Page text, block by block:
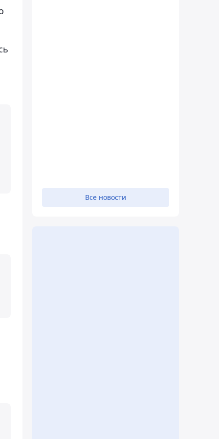
Все новости